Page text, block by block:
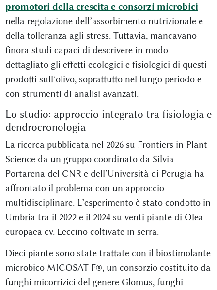
promotori della crescita e consorzi microbici
nella regolazione dell’assorbimento nutrizionale e
della tolleranza agli stress. Tuttavia, mancavano
finora studi capaci di descrivere in modo
dettagliato gli effetti ecologici e fisiologici di questi
prodotti sull’olivo, soprattutto nel lungo periodo e
con strumenti di analisi avanzati.
Lo studio: approccio integrato tra fisiologia e
dendrocronologia
La ricerca pubblicata nel 2026 su Frontiers in Plant
Science da un gruppo coordinato da Silvia
Portarena del CNR e dell’Università di Perugia ha
affrontato il problema con un approccio
multidisciplinare. L’esperimento è stato condotto in
Umbria tra il 2022 e il 2024 su venti piante di Olea
europaea cv. Leccino coltivate in serra.
Dieci piante sono state trattate con il biostimolante
microbico MICOSAT F®, un consorzio costituito da
funghi micorrizici del genere Glomus, funghi